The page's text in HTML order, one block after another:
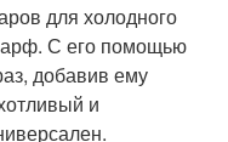
для холодного
С его помощью
добавив ему
и